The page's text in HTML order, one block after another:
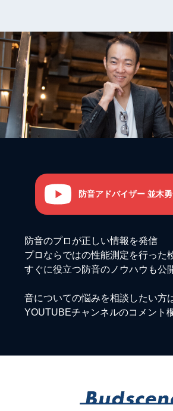
防音アドバイザー 並木
防音のプロが正しい情報を発信
プロならではの性能測定を行った
すぐに役立つ防音のノウハウも公
音についての悩みを相談したい方
YOUTUBEチャンネルのコメント